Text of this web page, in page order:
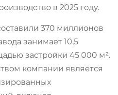
в 2025 году.
370 миллионов
занимает 10,5
застройки 45 000 м².
компании является